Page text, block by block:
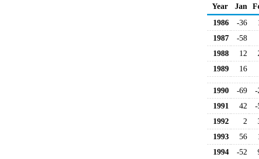
Year
Jan
1986
-36
1987
-58
1988
12
1989
16
1990 -69 -
1991
42 -
1992
2
1993
56
1994
-52